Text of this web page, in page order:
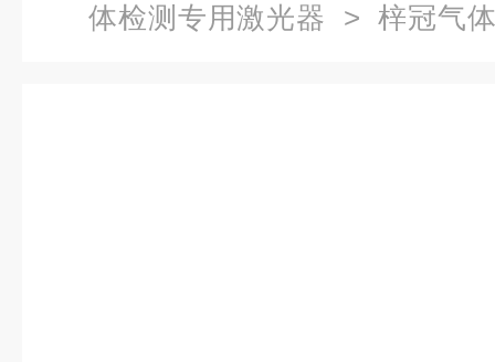
体检测专用激光器 > 梓冠气